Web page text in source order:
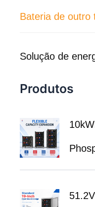
Bateria de outro
Solução de
Produtos
10
51.2